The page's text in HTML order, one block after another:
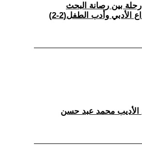
رحلة بين رصانة البحث
الأدبي وأدب الطفل(2-2)